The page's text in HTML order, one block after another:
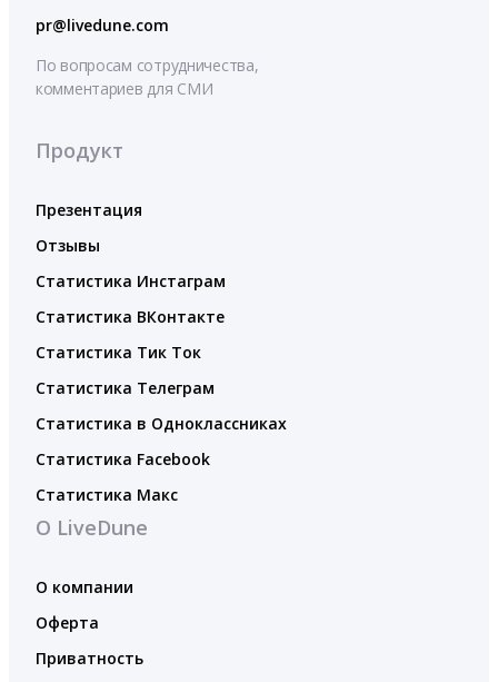
pr@livedune.com
По вопросам сотрудничества,
комментариев для СМИ
Продукт
Презентация
Отзывы
Статистика Инстаграм
Статистика ВКонтакте
Статистика Тик Ток
Статистика Телеграм
Статистика в Одноклассниках
Статистика Facebook
Статистика Макс
О LiveDune
О компании
Оферта
Приватность